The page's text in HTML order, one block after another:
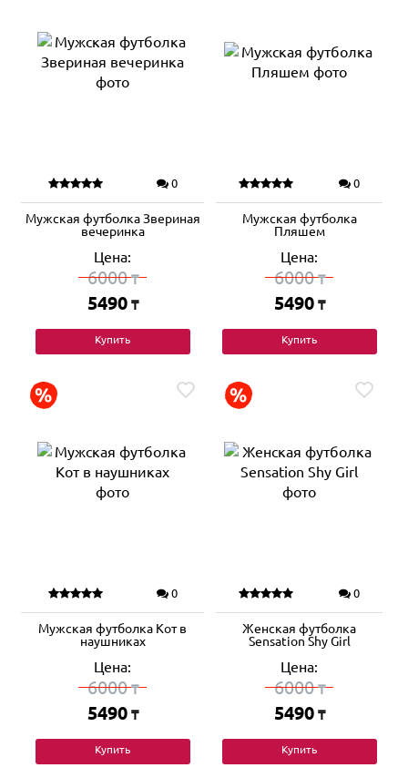
0
Мужская футболка Звериная
вечеринка
Цена:
6000₸
5490 ₸
Купить
0
Мужская футболка
Пляшем
Цена:
6000₸
5490 ₸
Купить
0
Мужская футболка Кот в
наушниках
Цена:
6000₸
5490 ₸
Купить
0
Женская футболка
Sensation Shy Girl
Цена:
6000₸
5490 ₸
Купить